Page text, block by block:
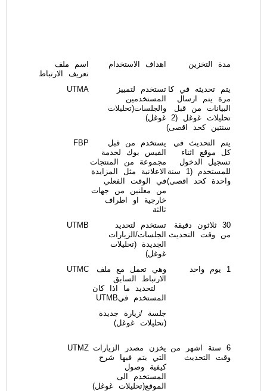
مدة التخزين اهداف الاستخدام
اسم ملف
تعريف الارتباط
يتم تحديثه في كا
مرة يتم ارسال
البيانات من قبل
تحليلات غوغل (2
سنتين كحد اقصى)
تستخدم لتمييز
المستخدمين
والجلسات(تحليلات
غوغل)
UTMA
يتم التحديث في
كل موقع اثناء
تسجيل الدخول
للمستخدم (1 سنة
واحدة كحد اقصى)
يستخدم من قبل
الفيس بوك لخدمة
مجموعة من المنتجات
الاعلانية مثل المزايدة
في الوقت الفعلي
من معلنين من جهات
خارجية او اطراف
ثالثة
FBP
30 ثلاثون دقيقة
من وقت التحديث
تستخدم لتحديد
الجلسات/الزيارات
الجديدة (تحليلات
غوغل)
UTMB
1 يوم واحد
وهي تعمل مع ملف
الارتباط السابق
لتحديد ما اذا كان
المستخدم فيUTMB
جلسة /زيارة جديدة
(تحليلات غوغل)
UTMC
6 ستة اشهر من
وقت التحديث
يخزن مصدر الزيارات
التي يتم فيها شرح
كيفية وصول
المستخدم الى
الموقع(تحليلات غوغل)
UTMZ